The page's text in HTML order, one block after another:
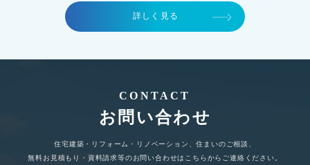
詳しく見る
CONTACT
お問い合わせ
住宅建築・リフォーム・リノベーション、住まいのご相談、
無料お見積もり・資料請求等のお問い合わせはこちらからご連絡ください。